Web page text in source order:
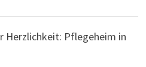
Herzlichkeit: Pflegeheim in